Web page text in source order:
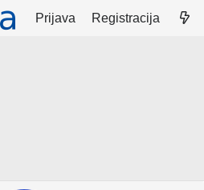
Prijava Registracija